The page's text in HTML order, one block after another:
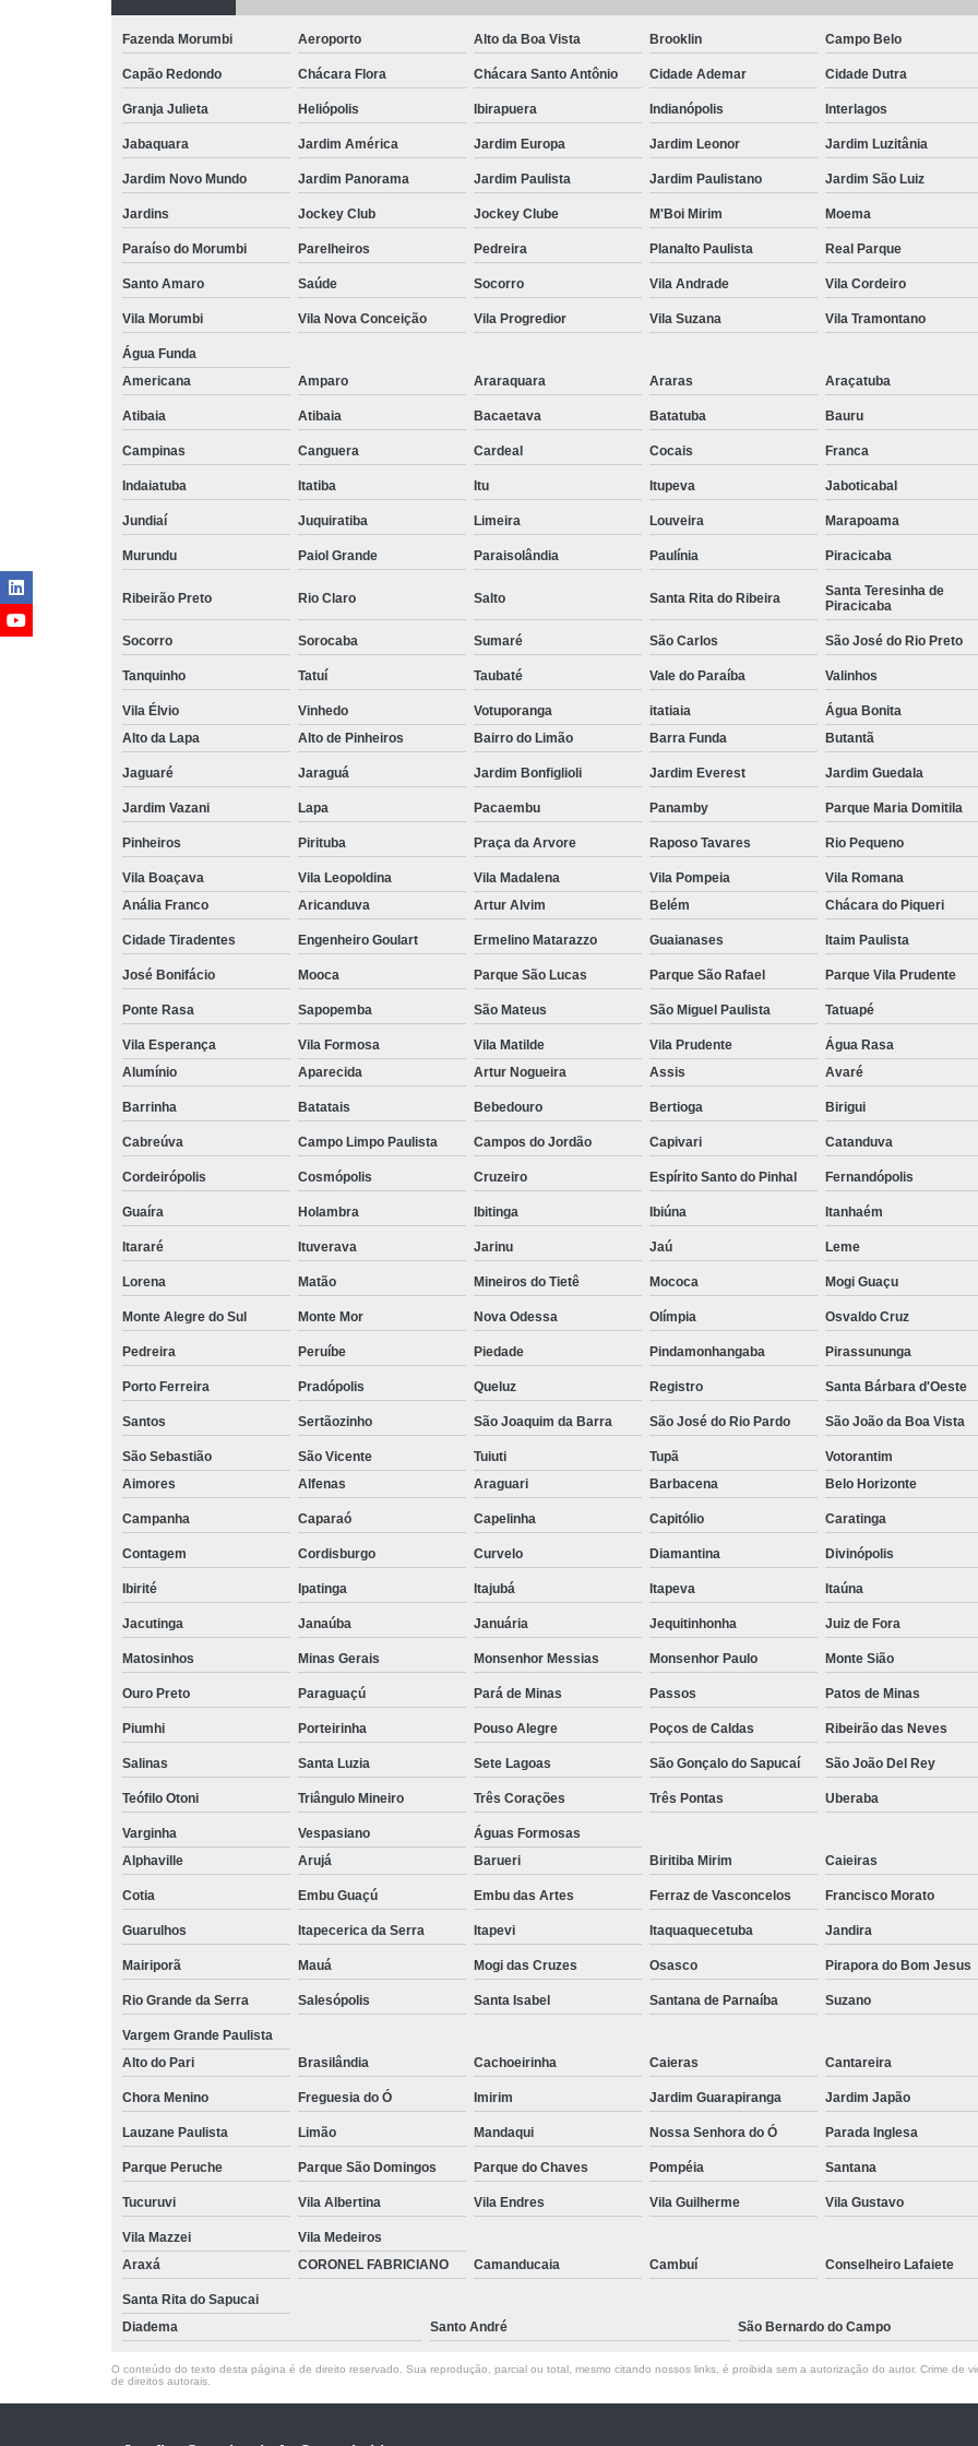
Tratamento de Ar Comprimido
Tratamento do Ar Comprimido
Unidade de Tratamento de Ar
Tubo Alumínio para Ar
Tubo de Alumínio Ar Comprimido
Tubo de Alumínio de Ar
Tubo de Alumínio para Rede de Ar
Tubo em Alumínio para Ar
Tubulação de Ar Comprimido
Tubulação em Alumínio
Tubulação em
Tubulação em
Tubulação em Alumínio Parker
Tubulação para Ar Comprimido
Fazenda Morumbi Aeroporto Alto da Boa Vista Brooklin Campo Belo
Capão Redondo Chácara Flora Chácara Santo Antônio Cidade Ademar Cidade Dutra
Granja Julieta Heliópolis Ibirapuera Indianópolis Interlagos
Jabaquara Jardim América Jardim Europa Jardim Leonor Jardim Luzitânia
Jardim Novo Mundo Jardim Panorama Jardim Paulista Jardim Paulistano Jardim São Luiz
Jardins Jockey Club Jockey Clube M'Boi Mirim Moema
Paraíso do Morumbi Parelheiros Pedreira Planalto Paulista Real Parque
Santo Amaro Saúde Socorro Vila Andrade Vila Cordeiro
Vila Morumbi Vila Nova Conceição Vila Progredior Vila Suzana Vila Tramontano
Água Funda
Americana
Amparo Araraquara Araras Araçatuba
Atibaia Atibaia Bacaetava Batatuba Bauru
Campinas Canguera Cardeal Cocais Franca
Indaiatuba Itatiba Itu Itupeva Jaboticabal
Jundiaí Juquiratiba Limeira Louveira Marapoama
Murundu Paiol Grande Paraisolândia Paulínia Piracicaba
Ribeirão Preto Rio Claro Salto Santa Rita do Ribeira
Santa Teresinha de
Piracicaba
Socorro Sorocaba Sumaré São Carlos São José do Rio Preto
Tanquinho Tatuí Taubaté Vale do Paraíba Valinhos
Vila Élvio Vinhedo Votuporanga itatiaia Água Bonita
Alto da Lapa
Alto de Pinheiros Bairro do Limão Barra Funda Butantã
Jaguaré Jaraguá Jardim Bonfiglioli Jardim Everest Jardim Guedala
Jardim Vazani Lapa Pacaembu Panamby Parque Maria Domitila
Pinheiros Pirituba Praça da Arvore Raposo Tavares Rio Pequeno
Vila Boaçava Vila Leopoldina Vila Madalena Vila Pompeia Vila Romana
Anália Franco
Aricanduva Artur Alvim Belém Chácara do Piqueri
Cidade Tiradentes Engenheiro Goulart Ermelino Matarazzo Guaianases Itaim Paulista
José Bonifácio Mooca Parque São Lucas Parque São Rafael Parque Vila Prudente
Ponte Rasa Sapopemba São Mateus São Miguel Paulista Tatuapé
Vila Esperança Vila Formosa Vila Matilde Vila Prudente
Água Rasa
Alumínio
Aparecida Artur Nogueira Assis Avaré
Barrinha Batatais Bebedouro Bertioga Birigui
Cabreúva Campo Limpo Paulista Campos do Jordão Capivari Catanduva
Cordeirópolis Cosmópolis Cruzeiro Espírito Santo do Pinhal Fernandópolis
Guaíra Holambra Ibitinga Ibiúna Itanhaém
Itararé Ituverava Jarinu Jaú Leme
Lorena Matão Mineiros do Tietê Mococa Mogi Guaçu
Monte Alegre do Sul Monte Mor Nova Odessa Olímpia Osvaldo Cruz
Pedreira Peruíbe Piedade Pindamonhangaba Pirassununga
Porto Ferreira Pradópolis Queluz Registro Santa Bárbara d'Oeste
Santos Sertãozinho São Joaquim da Barra São José do Rio Pardo São João da Boa Vista
São Sebastião São Vicente Tuiuti Tupã Votorantim
Aimores
Alfenas Araguari Barbacena Belo Horizonte
Campanha Caparaó Capelinha Capitólio Caratinga
Contagem Cordisburgo Curvelo Diamantina Divinópolis
Ibirité Ipatinga Itajubá Itapeva Itaúna
Jacutinga Janaúba Januária Jequitinhonha Juiz de Fora
Matosinhos Minas Gerais Monsenhor Messias Monsenhor Paulo Monte Sião
Ouro Preto Paraguaçú Pará de Minas Passos Patos de Minas
Piumhi Porteirinha Pouso Alegre Poços de Caldas Ribeirão das Neves
Salinas Santa Luzia Sete Lagoas São Gonçalo do Sapucaí São João Del Rey
Teófilo Otoni Triângulo Mineiro Três Corações Três Pontas Uberaba
Varginha Vespasiano
Águas Formosas
Alphaville
Arujá Barueri Biritiba Mirim Caieiras
Cotia Embu Guaçú Embu das Artes Ferraz de Vasconcelos Francisco Morato
Guarulhos Itapecerica da Serra Itapevi Itaquaquecetuba Jandira
Mairiporã Mauá Mogi das Cruzes Osasco Pirapora do Bom Jesus
Rio Grande da Serra Salesópolis Santa Isabel Santana de Parnaíba Suzano
Vargem Grande Paulista
Alto do Pari
Brasilândia Cachoeirinha Caieras Cantareira
Chora Menino Freguesia do Ó Imirim Jardim Guarapiranga Jardim Japão
Lauzane Paulista Limão Mandaqui Nossa Senhora do Ó Parada Inglesa
Parque Peruche Parque São Domingos Parque do Chaves Pompéia Santana
Tucuruvi Vila Albertina Vila Endres Vila Guilherme Vila Gustavo
Vila Mazzei
Vila Medeiros
Araxá
CORONEL FABRICIANO Camanducaia Cambuí Conselheiro Lafaiete
Santa Rita do Sapucai
Diadema
Santo André São Bernardo do Campo
O conteúdo do texto desta página é de direito reservado. Sua reprodução, parcial ou total, mesmo citando nossos links, é proibida sem a autorização do autor. Crime de
de direitos autorais